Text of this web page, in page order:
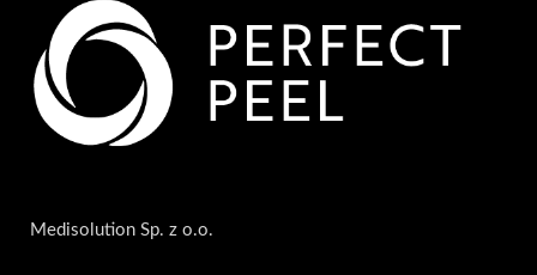
Medisolution Sp. z o.o.